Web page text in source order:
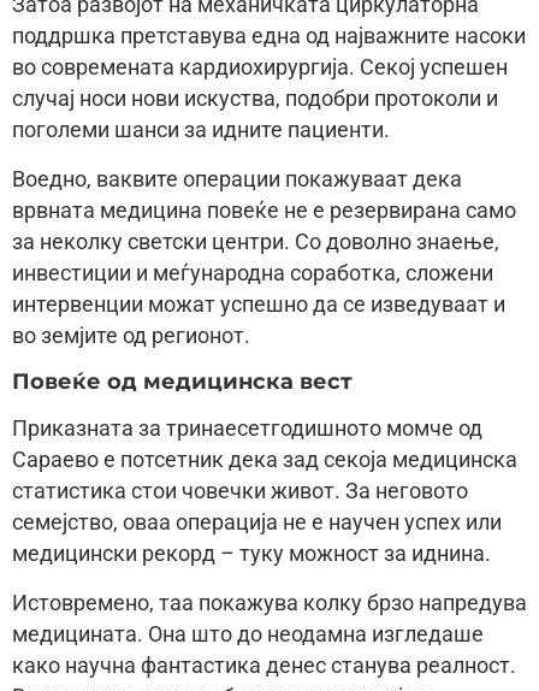
Затоа развојот на механичката циркулаторна
поддршка претставува една од најважните насоки
во современата кардиохирургија. Секој успешен
случај носи нови искуства, подобри протоколи и
поголеми шанси за идните пациенти.
Воедно, ваквите операции покажуваат дека
врвната медицина повеќе не е резервирана само
за неколку светски центри. Со доволно знаење,
инвестиции и меѓународна соработка, сложени
интервенции можат успешно да се изведуваат и
во земјите од регионот.
Повеќе од медицинска вест
Приказната за тринаесетгодишното момче од
Сараево е потсетник дека зад секоја медицинска
статистика стои човечки живот. За неговото
семејство, оваа операција не е научен успех или
медицински рекорд – туку можност за иднина.
Истовремено, таа покажува колку брзо напредува
медицината. Она што до неодамна изгледаше
како научна фантастика денес станува реалност.